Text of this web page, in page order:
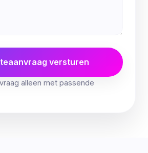
versturen
alleen met passende